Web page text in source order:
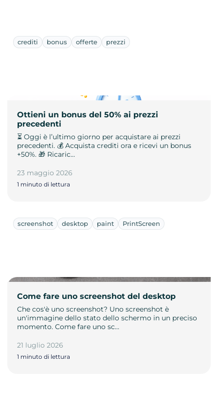
crediti bonus offerte prezzi
Ottieni un bonus del 50% ai prezzi
precedenti
⏳ Oggi è l’ultimo giorno per acquistare ai prezzi
precedenti. 💰 Acquista crediti ora e ricevi un bonus
+50%. 🎁 Ricaric…
23 maggio 2026
1 minuto di lettura
screenshot desktop paint PrintScreen
Come fare uno screenshot del desktop
Che cos'è uno screenshot? Uno screenshot è
un'immagine dello stato dello schermo in un preciso
momento. Come fare uno sc…
21 luglio 2026
1 minuto di lettura